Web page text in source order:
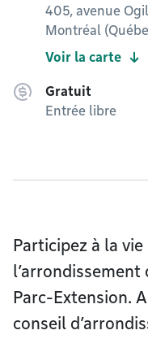
405, avenue
Montréal
Voir la carte
Gratuit
Entrée libre
Participez à la
Parc-Extension.
conseil